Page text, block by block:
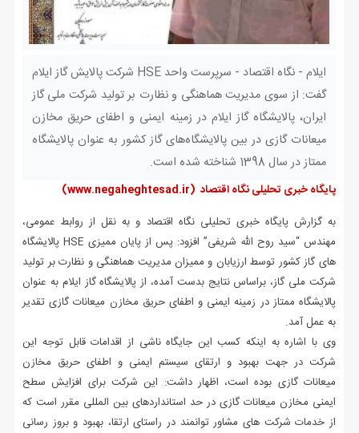
ایلام - نگاه اقتصاد - سرپرست واحد HSE شرکت پالایش گاز ایلام
گفت: از سوی مدیریت هماهنگی و نظارت بر تولید شرکت ملی گاز
ایران، پالایشگاه گاز ایلام در زمینه ایمنی و اطفای حریق مخازن
میعانات گازی در بین پالایشگاه‌های گاز کشور به عنوان پالایشگاه
ممتاز در سال 1398 شناخته شده است.
پایگاه خبری تحلیلی نگاه اقتصاد (www.negaheghtesad.ir)
به گزارش پایگاه خبری تحلیلی نگاه اقتصاد و به نقل از روابط عمومی،
مهندس “سید روح الله شریفی” افزود: پس از پایان ممیزی HSE پالایشگاه
های گاز کشور توسط ارزیابان و ممیزان مدیریت هماهنگی و نظارت بر تولید
شرکت ملی گاز، براساس نتایج بدست آمده، از پالایشگاه گاز ایلام به عنوان
پالایشگاه ممتاز در زمینه ایمنی و اطفای حریق مخازن میعانات گازی تقدیر
به عمل آمد.
وی با اشاره به اینکه کسب این جایگاه ناشی از اقدامات قابل توجه این
شرکت در جهت بهبود و ارتقای سیستم ایمنی و اطفای حریق مخازن
میعانات گازی بوده است، اظهار داشت: این شرکت برای افزایش سطح
ایمنی مخازن میعانات گازی در حد استانداردهای بین المللی مقرر است که
از خدمات شرکت های مشاور توانمند در راستای ارتقا، بهبود و بروز رسانی